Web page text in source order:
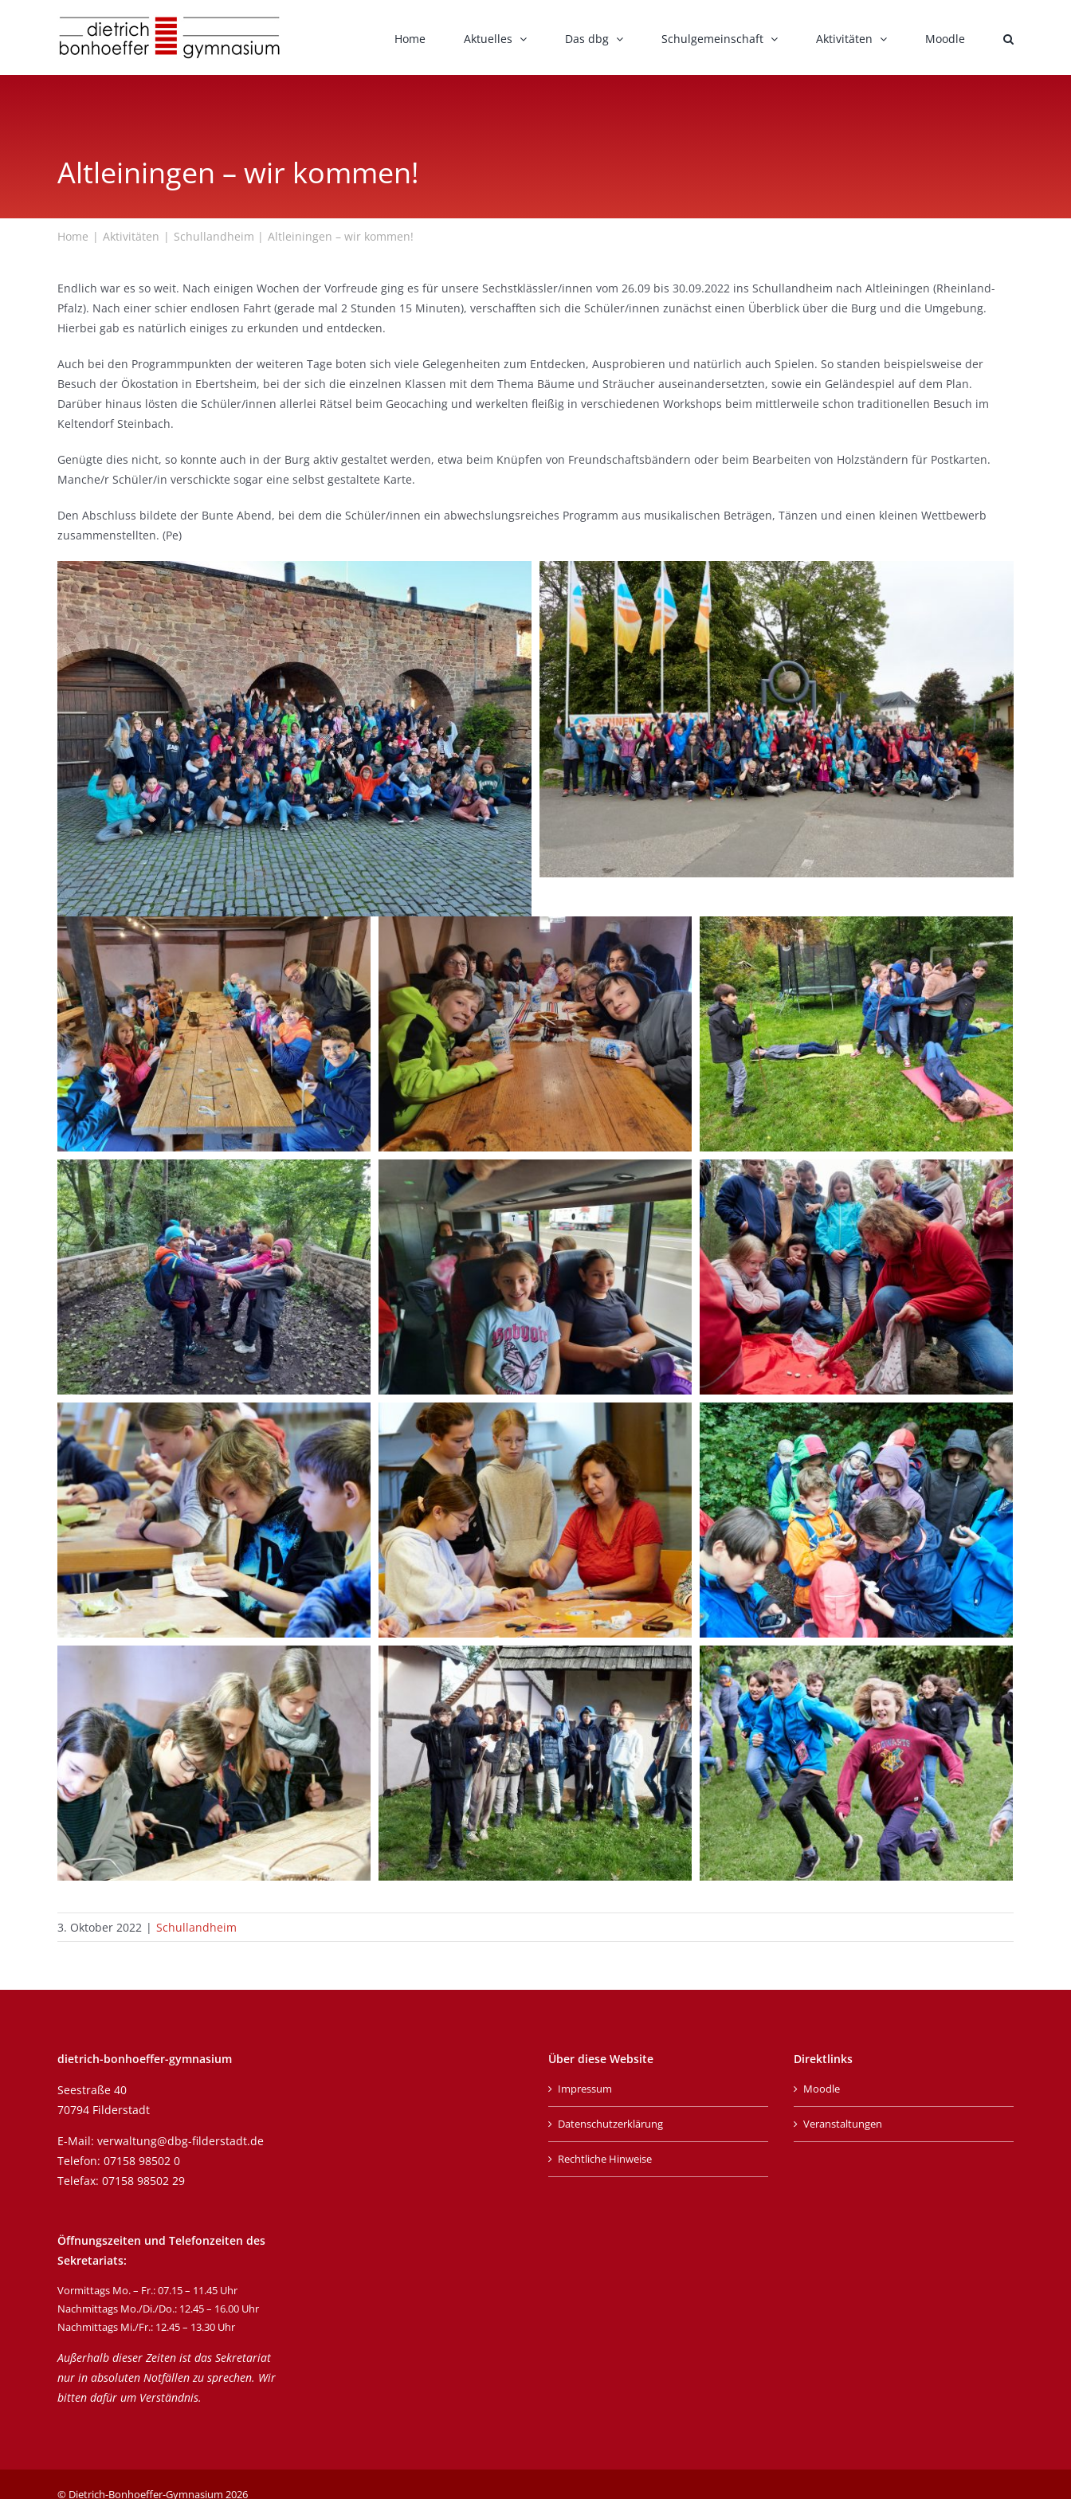
Home Aktuelles Das dbg Schulgemeinschaft Aktivitäten Moodle
Altleiningen – wir kommen!
Home Aktivitäten Schullandheim Altleiningen – wir kommen!
Endlich war es so weit. Nach einigen Wochen der Vorfreude ging es für unsere Sechstklässler/innen vom 26.09 bis 30.09.2022 ins Schullandheim nach Altleiningen (Rheinland-
Pfalz). Nach einer schier endlosen Fahrt (gerade mal 2 Stunden 15 Minuten), verschafften sich die Schüler/innen zunächst einen Überblick über die Burg und die Umgebung.
Hierbei gab es natürlich einiges zu erkunden und entdecken.
Auch bei den Programmpunkten der weiteren Tage boten sich viele Gelegenheiten zum Entdecken, Ausprobieren und natürlich auch Spielen. So standen beispielsweise der
Besuch der Ökostation in Ebertsheim, bei der sich die einzelnen Klassen mit dem Thema Bäume und Sträucher auseinandersetzten, sowie ein Geländespiel auf dem Plan.
Darüber hinaus lösten die Schüler/innen allerlei Rätsel beim Geocaching und werkelten fleißig in verschiedenen Workshops beim mittlerweile schon traditionellen Besuch im
Keltendorf Steinbach.
Genügte dies nicht, so konnte auch in der Burg aktiv gestaltet werden, etwa beim Knüpfen von Freundschaftsbändern oder beim Bearbeiten von Holzständern für Postkarten.
Manche/r Schüler/in verschickte sogar eine selbst gestaltete Karte.
Den Abschluss bildete der Bunte Abend, bei dem die Schüler/innen ein abwechslungsreiches Programm aus musikalischen Beträgen, Tänzen und einen kleinen Wettbewerb
zusammenstellten. (Pe)
3. Oktober 2022 | Schullandheim
dietrich-bonhoeffer-gymnasium
Seestraße 40
70794 Filderstadt
E-Mail: verwaltung@dbg-filderstadt.de
Telefon: 07158 98502 0
Telefax: 07158 98502 29
Öffnungszeiten und Telefonzeiten des
Sekretariats:
Vormittags Mo. – Fr.: 07.15 – 11.45 Uhr
Nachmittags Mo./Di./Do.: 12.45 – 16.00 Uhr
Nachmittags Mi./Fr.: 12.45 – 13.30 Uhr
Außerhalb dieser Zeiten ist das Sekretariat
nur in absoluten Notfällen zu sprechen. Wir
bitten dafür um Verständnis.
Über diese Website
Impressum
Datenschutzerklärung
Rechtliche Hinweise
Direktlinks
Moodle
Veranstaltungen
© Dietrich-Bonhoeffer-Gymnasium 2026